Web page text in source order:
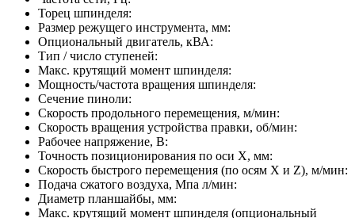
Торец шпинделя:
Размер режущего инструмента, мм:
Опциональный двигатель, кВА:
Тип / число ступеней:
Макс. крутящий момент шпинделя:
Мощность/частота вращения шпинделя:
Сечение пиноли:
Скорость продольного перемещения, м/мин:
Скорость вращения устройства правки, об/мин:
Рабочее напряжение, В:
Точность позиционирования по оси X, мм:
Скорость быстрого перемещения (по осям X и Z), м/мин:
Подача сжатого воздуха, Мпа л/мин:
Диаметр планшайбы, мм:
Макс. крутящий момент шпинделя (опциональный